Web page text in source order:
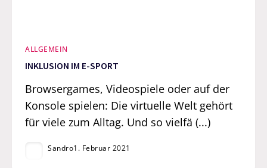
ALLGEMEIN
INKLUSION IM E-SPORT
Browsergames, Videospiele oder auf der
Konsole spielen: Die virtuelle Welt gehört
für viele zum Alltag. Und so vielfä (...)
Sandro1. Februar 2021